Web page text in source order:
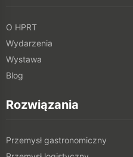
O HPRT
Wydarzenia
Wystawa
Blog
Rozwiązania
Przemysł gastronomiczny